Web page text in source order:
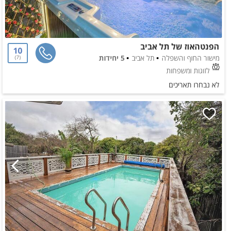
הפנטהאוז של תל אביב
מישור החוף והשפלה תל אביב
5 יחידות
לזוגות ומשפחות
10
7
לא נבחרו תאריכים